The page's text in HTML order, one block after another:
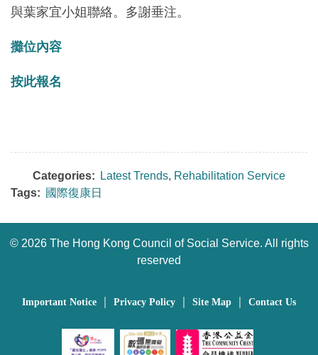
與葉家宜小姐聯絡。多謝垂注。
攤位內容
按此報名
Categories: Latest Trends, Rehabilitation Service
Tags: 國際復康日
© 2026 The Hong Kong Council of Social Service. All rights
reserved
Important Notice Privacy Policy Site Map Contact Us